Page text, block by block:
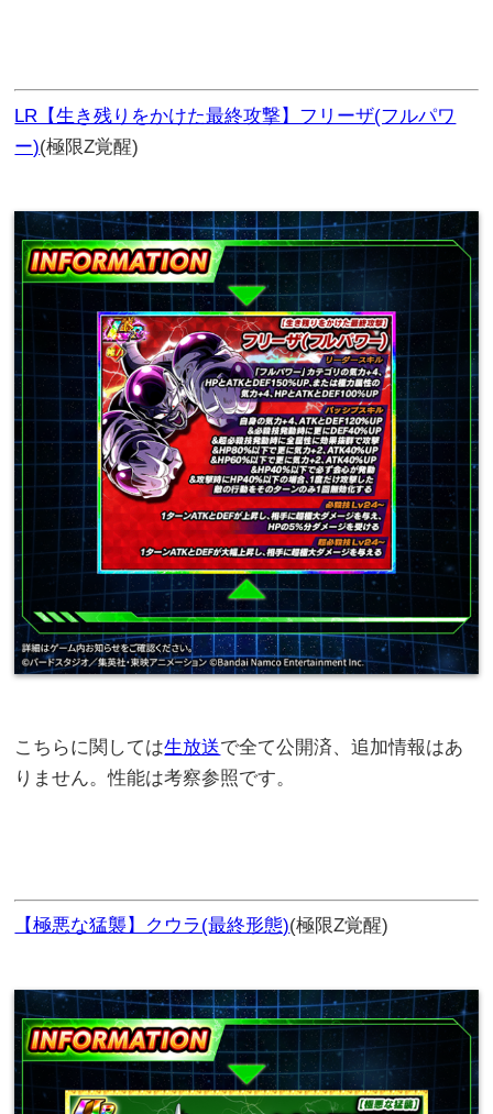
LR【生き残りをかけた最終攻撃】フリーザ(フルパワ
ー)(極限Z覚醒)
こちらに関しては生放送で全て公開済、追加情報はあ
りません。性能は考察参照です。
【極悪な猛襲】クウラ(最終形態)(極限Z覚醒)